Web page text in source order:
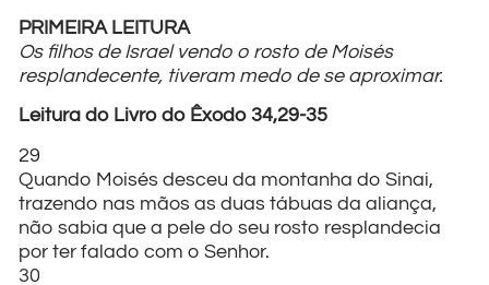
PRIMEIRA LEITURA
Os filhos de Israel vendo o rosto de Moisés
resplandecente, tiveram medo de se aproximar.
Leitura do Livro do Êxodo 34,29-35
29
Quando Moisés desceu da montanha do Sinai,
trazendo nas mãos as duas tábuas da aliança,
não sabia que a pele do seu rosto resplandecia
por ter falado com o Senhor.
30